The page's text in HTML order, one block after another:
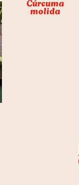
Cúrcuma
molida